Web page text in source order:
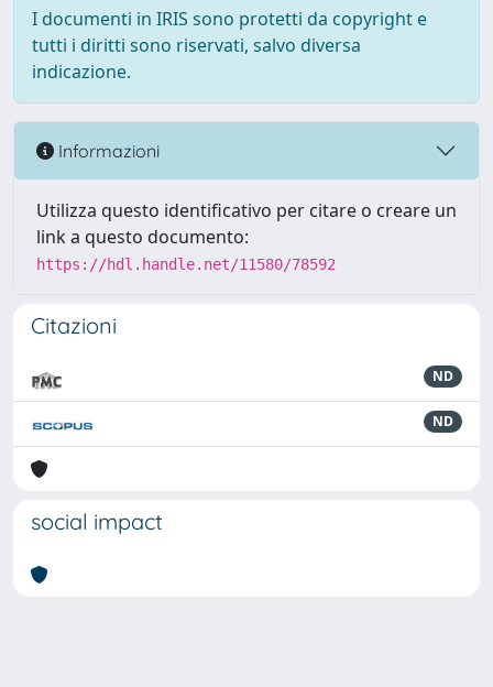
I documenti in IRIS sono protetti da copyright e
tutti i diritti sono riservati, salvo diversa
indicazione.
Informazioni
Utilizza questo identificativo per citare o creare un
link a questo documento:
https://hdl.handle.net/11580/78592
Citazioni
ND
ND
social impact